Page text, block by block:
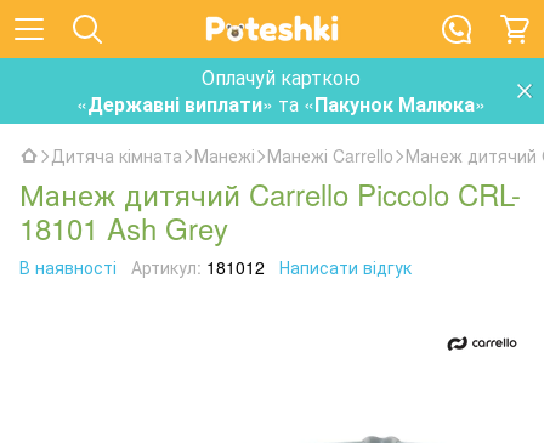
Оплачуй карткою
«Державні виплати» та «Пакунок Малюка»
Дитяча кімната Манежі Манежі Carrello Манеж дитячий
Манеж дитячий Carrello Piccolo CRL-
18101 Ash Grey
В наявності Артикул: 181012 Написати відгук